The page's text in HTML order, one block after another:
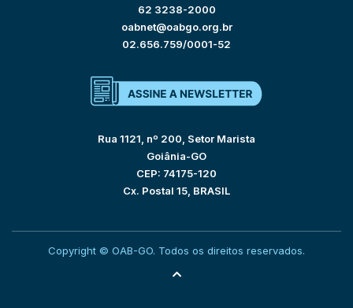
62 3238-2000
oabnet@oabgo.org.br
02.656.759/0001-52
Rua 1121, nº 200, Setor Marista
Goiânia-GO
CEP: 74175-120
Cx. Postal 15, BRASIL
Copyright © OAB-GO. Todos os direitos reservados.